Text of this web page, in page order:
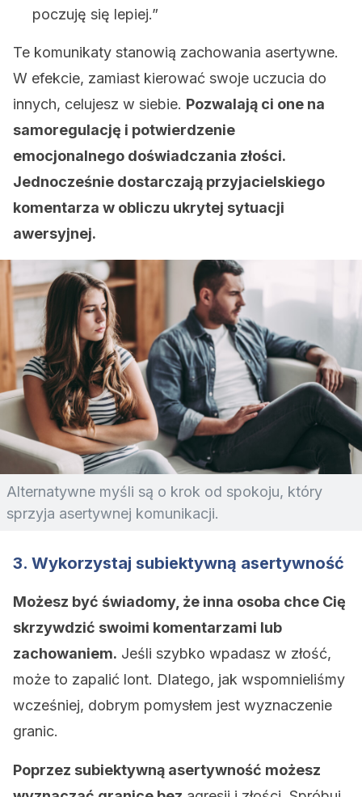
poczuję się lepiej.”
Te komunikaty stanowią zachowania asertywne.
W efekcie, zamiast kierować swoje uczucia do
innych, celujesz w siebie. Pozwalają ci one na
samoregulację i potwierdzenie
emocjonalnego doświadczania złości.
Jednocześnie dostarczają przyjacielskiego
komentarza w obliczu ukrytej sytuacji
awersyjnej.
Alternatywne myśli są o krok od spokoju, który
sprzyja asertywnej komunikacji.
3. Wykorzystaj subiektywną asertywność
Możesz być świadomy, że inna osoba chce Cię
skrzywdzić swoimi komentarzami lub
zachowaniem. Jeśli szybko wpadasz w złość,
może to zapalić lont. Dlatego, jak wspomnieliśmy
wcześniej, dobrym pomysłem jest wyznaczenie
granic.
Poprzez subiektywną asertywność możesz